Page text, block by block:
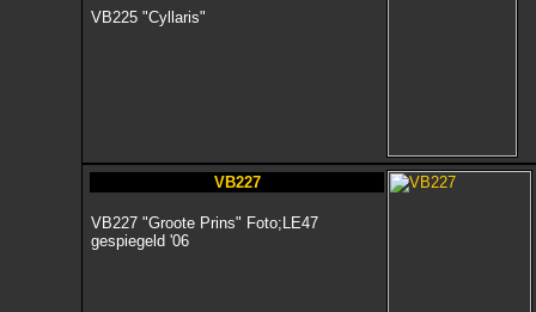
VB225 "Cyllaris"
VB227
VB227 "Groote Prins" Foto;LE47
gespiegeld '06